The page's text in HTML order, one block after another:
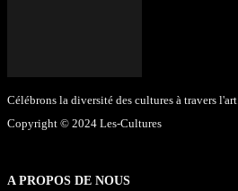
Célébrons la diversité des cultures à travers l'art.
Copyright © 2024 Les-Cultures
A PROPOS DE NOUS